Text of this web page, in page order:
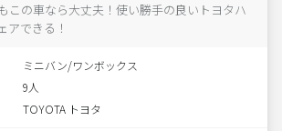
この車なら大丈夫！使い勝手の良いトヨタハ
アできる！
ミニバン/ワンボックス
9人
TOYOTA トヨタ